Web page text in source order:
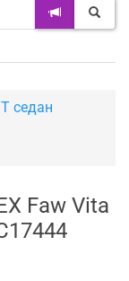
седан
Faw Vita